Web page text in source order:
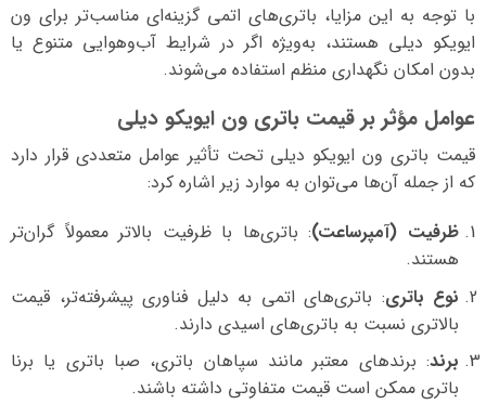
با توجه به این مزایا، باتری‌های اتمی گزینه‌ای مناسب‌تر برای ون
ایویکو دیلی هستند، به‌ویژه اگر در شرایط آب‌وهوایی متنوع یا
بدون امکان نگهداری منظم استفاده می‌شوند.
عوامل مؤثر بر قیمت باتری ون ایویکو دیلی
قیمت باتری ون ایویکو دیلی تحت تأثیر عوامل متعددی قرار دارد
که از جمله آن‌ها می‌توان به موارد زیر اشاره کرد:
ظرفیت (آمپرساعت): باتری‌ها با ظرفیت بالاتر معمولاً گران‌تر
هستند.
نوع باتری: باتری‌های اتمی به دلیل فناوری پیشرفته‌تر، قیمت
بالاتری نسبت به باتری‌های اسیدی دارند.
برند: برندهای معتبر مانند سپاهان باتری، صبا باتری یا برنا
باتری ممکن است قیمت متفاوتی داشته باشند.